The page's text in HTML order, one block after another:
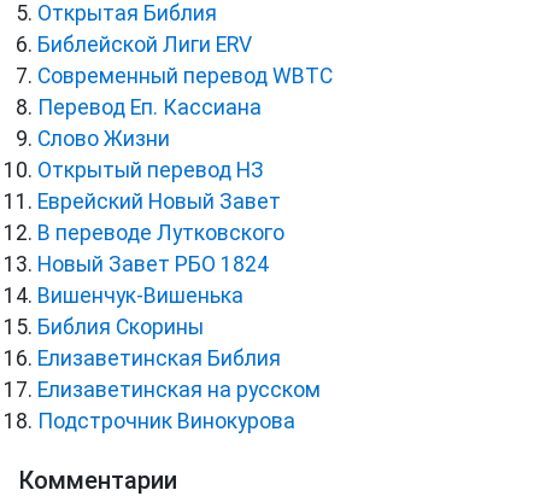
Открытая Библия
Библейской Лиги ERV
Cовременный перевод WBTC
Перевод Еп. Кассиана
Слово Жизни
Открытый перевод НЗ
Еврейский Новый Завет
В переводе Лутковского
Новый Завет РБО 1824
Вишенчук-Вишенька
Библия Скорины
Елизаветинская Библия
Елизаветинская на русском
Подстрочник Винокурова
Комментарии